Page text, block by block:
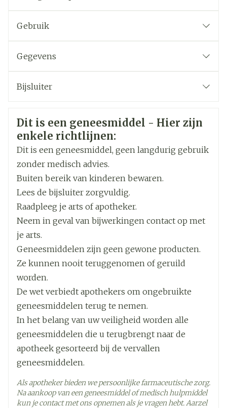
Gebruik
Gegevens
Merken Viatris
Breedte 81 mm
Lengte 132 mm
Diepte 27 mm
Actieve
Ingrediënten
verapamil hydrochloride
Behoud
25°C)
Bijsluiter
Veiligheidsinformatie
Dit is een geneesmiddel - Hier zijn
enkele richtlijnen:
Dit is een geneesmiddel, geen langdurig gebruik
zonder medisch advies.
Buiten bereik van kinderen bewaren.
Lees de bijsluiter zorgvuldig.
Raadpleeg je arts of apotheker.
Neem in geval van bijwerkingen contact op met
je arts.
Geneesmiddelen zijn geen gewone producten.
Ze kunnen nooit teruggenomen of geruild
worden.
De wet verbiedt apothekers om ongebruikte
geneesmiddelen terug te nemen.
In het belang van uw veiligheid worden alle
geneesmiddelen die u terugbrengt naar de
apotheek gesorteerd bij de vervallen
geneesmiddelen.
Als apotheker bieden we persoonlijke farmaceutische zorg.
Na aankoop van een geneesmiddel of medisch hulpmiddel
kun je contact met ons opnemen als je vragen hebt. Aarzel